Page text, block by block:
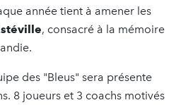
année tient à amener les
, consacré à la mémoire
des "Bleus" sera présente
8 joueurs et 3 coachs motivés